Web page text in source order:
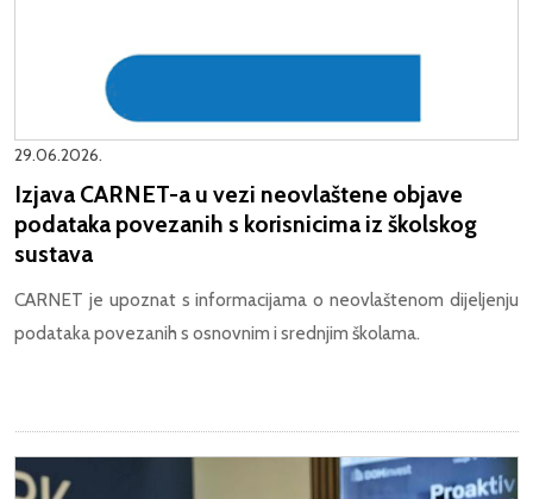
29.06.2026.
Izjava CARNET-a u vezi neovlaštene objave
podataka povezanih s korisnicima iz školskog
sustava
CARNET je upoznat s informacijama o neovlaštenom dijeljenju
podataka povezanih s osnovnim i srednjim školama.